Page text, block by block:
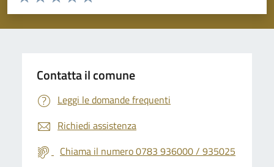
Valuta 5 stelle su 5
Valuta 4 stelle su 5
Valuta 3 stelle su 5
Valuta 2 stelle su 5
Valuta 1 stelle su 5
Contatta il comune
Leggi le domande frequenti
Richiedi assistenza
Chiama il numero 0783 936000 / 935025